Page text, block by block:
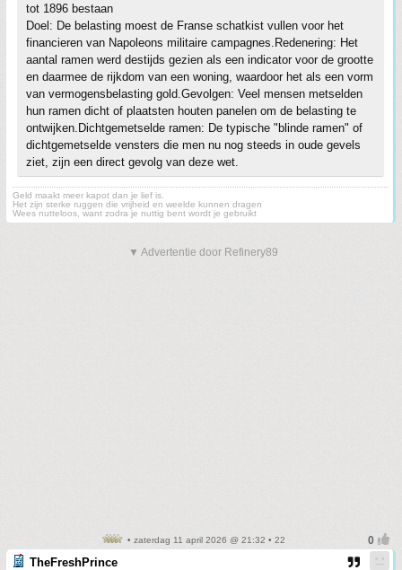
tot 1896 bestaan
Doel: De belasting moest de Franse schatkist vullen voor het
financieren van Napoleons militaire campagnes.Redenering: Het
aantal ramen werd destijds gezien als een indicator voor de grootte
en daarmee de rijkdom van een woning, waardoor het als een vorm
van vermogensbelasting gold.Gevolgen: Veel mensen metselden
hun ramen dicht of plaatsten houten panelen om de belasting te
ontwijken.Dichtgemetselde ramen: De typische "blinde ramen" of
dichtgemetselde vensters die men nu nog steeds in oude gevels
ziet, zijn een direct gevolg van deze wet.
Geld maakt meer kapot dan je lief is.
Het zijn sterke ruggen die vrijheid en weelde kunnen dragen
Wees nutteloos, want zodra je nuttig bent wordt je gebruikt
▼ Advertentie door Refinery89
• zaterdag 11 april 2026 @ 21:32 • 22
TheFreshPrince